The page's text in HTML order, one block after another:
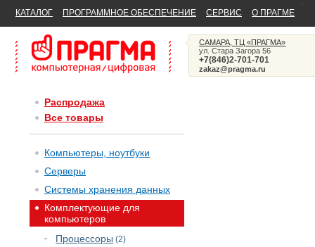
КАТАЛОГ ПРОГРАММНОЕ ОБЕСПЕЧЕНИЕ СЕРВИС О ПРАГМЕ
САМАРА, ТЦ «ПРАГМА»
ул. Стара Загора 56
+7(846)2-701-701
zakaz@pragma.ru
Распродажа
Все товары
Компьютеры, ноутбуки
Серверы
Системы хранения данных
Комплектующие для
компьютеров
Процессоры (2)